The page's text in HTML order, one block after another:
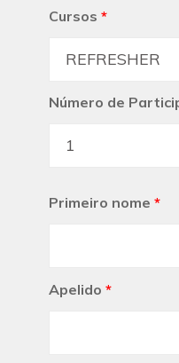
Cursos *
Número de
Primeiro nome *
Apelido *